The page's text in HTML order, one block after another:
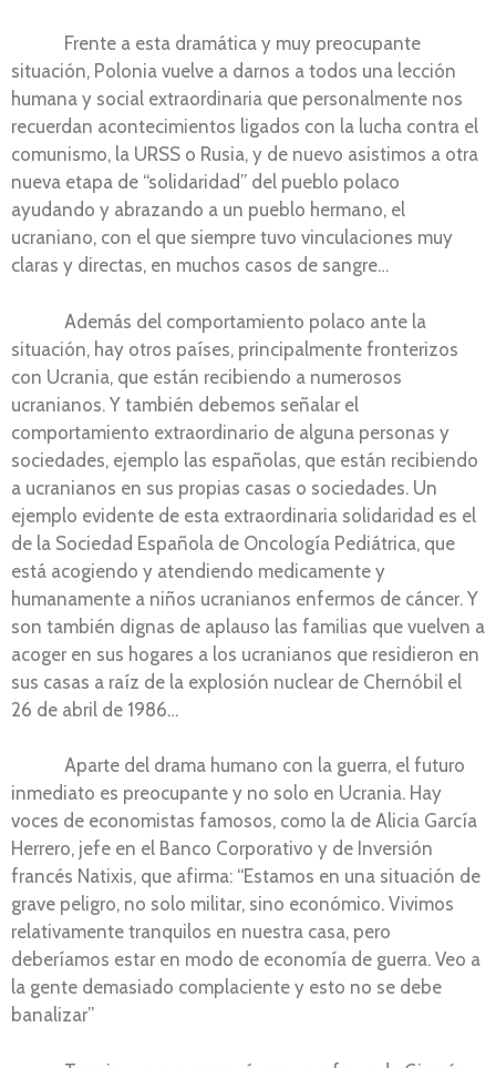
Frente a esta dramática y muy preocupante
situación, Polonia vuelve a darnos a todos una lección
humana y social extraordinaria que personalmente nos
recuerdan acontecimientos ligados con la lucha contra el
comunismo, la URSS o Rusia, y de nuevo asistimos a otra
nueva etapa de “solidaridad” del pueblo polaco
ayudando y abrazando a un pueblo hermano, el
ucraniano, con el que siempre tuvo vinculaciones muy
claras y directas, en muchos casos de sangre…
Además del comportamiento polaco ante la
situación, hay otros países, principalmente fronterizos
con Ucrania, que están recibiendo a numerosos
ucranianos. Y también debemos señalar el
comportamiento extraordinario de alguna personas y
sociedades, ejemplo las españolas, que están recibiendo
a ucranianos en sus propias casas o sociedades. Un
ejemplo evidente de esta extraordinaria solidaridad es el
de la Sociedad Española de Oncología Pediátrica, que
está acogiendo y atendiendo medicamente y
humanamente a niños ucranianos enfermos de cáncer. Y
son también dignas de aplauso las familias que vuelven a
acoger en sus hogares a los ucranianos que residieron en
sus casas a raíz de la explosión nuclear de Chernóbil el
26 de abril de 1986…
Aparte del drama humano con la guerra, el futuro
inmediato es preocupante y no solo en Ucrania. Hay
voces de economistas famosos, como la de Alicia García
Herrero, jefe en el Banco Corporativo y de Inversión
francés Natixis, que afirma: “Estamos en una situación de
grave peligro, no solo militar, sino económico. Vivimos
relativamente tranquilos en nuestra casa, pero
deberíamos estar en modo de economía de guerra. Veo a
la gente demasiado complaciente y esto no se debe
banalizar”